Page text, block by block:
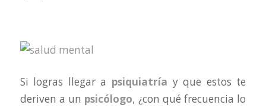
Si logras llegar a psiquiatría y que estos te
deriven a un psicólogo, ¿con qué frecuencia lo